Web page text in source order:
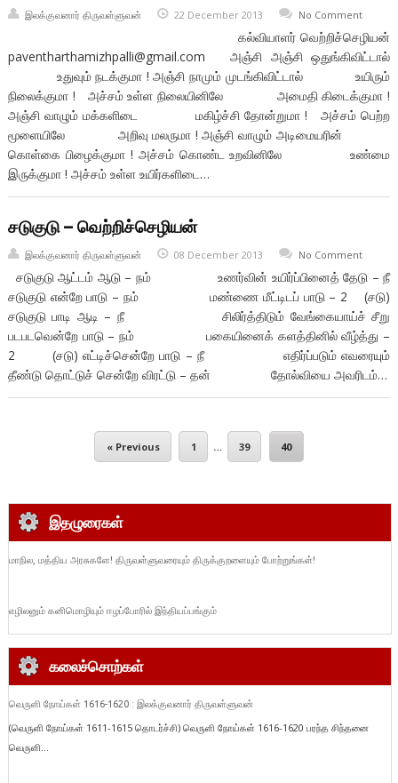
இலக்குவனார் திருவள்ளுவன் 22 December 2013 No Comment
கல்வியாளர் வெற்றிச்செழியன்
paventharthamizhpalli@gmail.com அஞ்சி அஞ்சி ஒதுங்கிவிட்டால்
உதுவும் நடக்குமா ! அஞ்சி நாமும் முடங்கிவிட்டால் உயிரும்
நிலைக்குமா ! அச்சம் உள்ள நிலையினிலே அமைதி கிடைக்குமா !
அஞ்சி வாழும் மக்களிடை மகிழ்ச்சி தோன்றுமா ! அச்சம் பெற்ற
மூளையிலே அறிவு மலருமா ! அஞ்சி வாழும் அடிமையரின்
கொள்கை பிழைக்குமா ! அச்சம் கொண்ட உறவினிலே உண்மை
இருக்குமா ! அச்சம் உள்ள உயிர்களிடை…
சடுகுடு – வெற்றிச்செழியன்
இலக்குவனார் திருவள்ளுவன் 08 December 2013 No Comment
சடுகுடு ஆட்டம் ஆடு – நம் உணர்வின் உயிர்ப்பினைத் தேடு – நீ
சடுகுடு என்றே பாடு – நம் மண்ணை மீட்டிடப் பாடு – 2 (சடு)
சடுகுடு பாடி ஆடி – நீ சிலிர்த்திடும் வேங்கையாய்ச் சீறு
படபடவென்றே பாடு – நம் பகையினைக் களத்தினில் வீழ்த்து –
2 (சடு) எட்டிச்சென்றே பாடு – நீ எதிர்ப்படும் எவரையும்
தீண்டு தொட்டுச் சென்றே விரட்டு – தன் தோல்வியை அவரிடம்…
« Previous 1 … 39 40
இதழுரைகள்
மாநில, மத்திய அரசுகளே! திருவள்ளுவரையும் திருக்குறளையும் போற்றுங்கள்!
எழிலனும் கனிமொழியும் ஈழப்போரில் இந்தியப்பங்கும்
கலைச்சொற்கள்
வெருளி நோய்கள் 1616-1620 : இலக்குவனார் திருவள்ளுவன்
(வெருளி நோய்கள் 1611-1615 தொடர்ச்சி) வெருளி நோய்கள் 1616-1620 பரந்த சிந்தனை
வெருளி...